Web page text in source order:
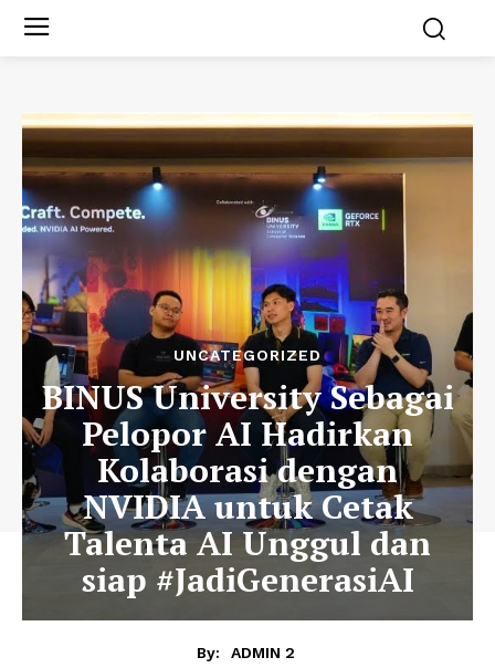
UNCATEGORIZED
BINUS University Sebagai
Pelopor AI Hadirkan
Kolaborasi dengan
NVIDIA untuk Cetak
Talenta AI Unggul dan
siap #JadiGenerasiAI
By:
ADMIN 2